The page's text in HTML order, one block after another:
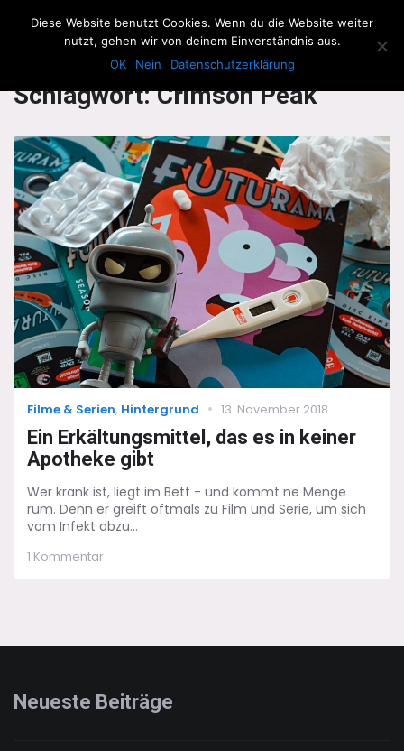
The Howling Men
Schlagwort:Crimson Peak
Categories
Filme & Serien, Hintergrund
Posted
13. November 2018
Ein Erkältungsmittel, das es in keiner
Apotheke gibt
Wer krank ist, liegt im Bett - und kommt ne Menge
rum. Denn er greift oftmals zu Film und Serie, um sich
vom Infekt abzu...
1 Kommentarzu
Neueste Beiträge
Diese Website benutzt Cookies. Wenn du die Website weiter
nutzt, gehen wir von deinem Einverständnis aus.
OK
Nein Datenschutzerklärung